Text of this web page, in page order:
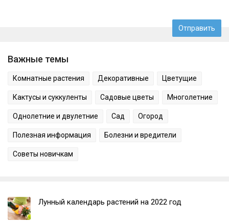
Важные темы
Комнатные растения Декоративные Цветущие
Кактусы и суккуленты Садовые цветы Многолетние
Однолетние и двулетние Сад Огород
Полезная информация Болезни и вредители
Советы новичкам
Лунный календарь растений на 2022 год